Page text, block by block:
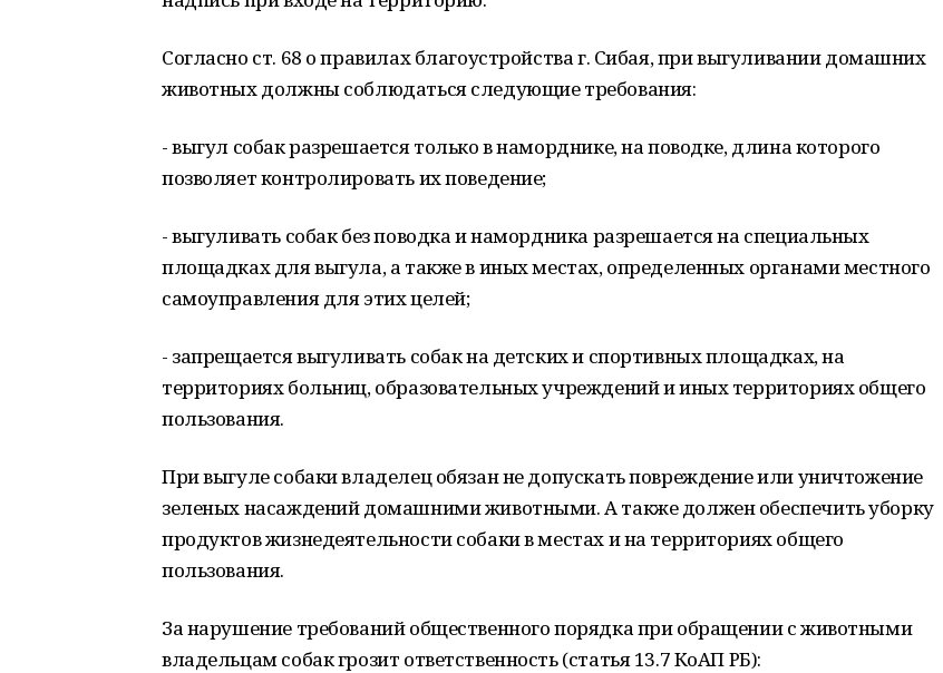
Согласно ст. 68 о правилах благоустройства г. Сибая, при выгуливании домашних
животных должны соблюдаться следующие требования:
- выгул собак разрешается только в наморднике, на поводке, длина которого
позволяет контролировать их поведение;
- выгуливать собак без поводка и намордника разрешается на специальных
площадках для выгула, а также в иных местах, определенных органами местного
самоуправления​ для этих целей;
- запрещается выгуливать собак на детских и спортивных площадках, на
территориях больниц, образовательных учреждений и иных территориях общего
пользования.
При выгуле собаки владелец обязан не допускать повреждение или уничтожение
зеленых насаждений домашними животными. А также должен обеспечить уборку
продуктов жизнедеятельности собаки в местах и на территориях общего
пользования.
За нарушение требований общественного порядка при обращении с животными
владельцам собак грозит ответственность (статья 13.7 КоАП РБ):